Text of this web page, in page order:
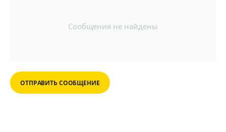
Сообщения не найдены
ОТПРАВИТЬ СООБЩЕНИЕ